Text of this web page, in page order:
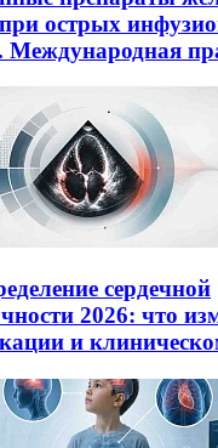
при острых
Международная
сердечной
2026: что
и